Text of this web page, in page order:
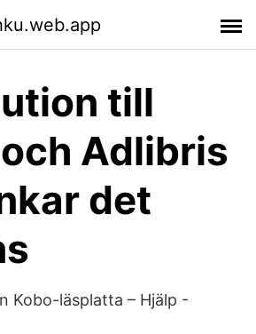
till
Adlibris
det
Kobo-läsplatta – Hjälp -